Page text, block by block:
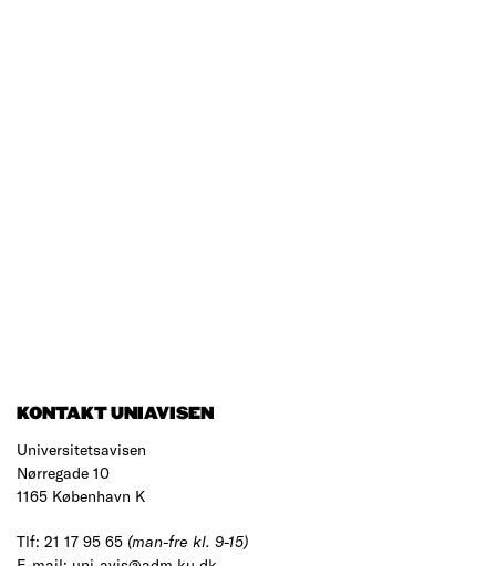
KONTAKT UNIAVISEN
Universitetsavisen
Nørregade 10
1165 København K
Tlf: 21 17 95 65 (man-fre kl. 9-15)